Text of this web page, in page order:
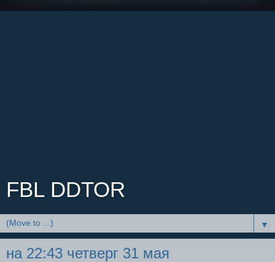
FBL DDTOR
▼
на 22:43 четверг 31 мая